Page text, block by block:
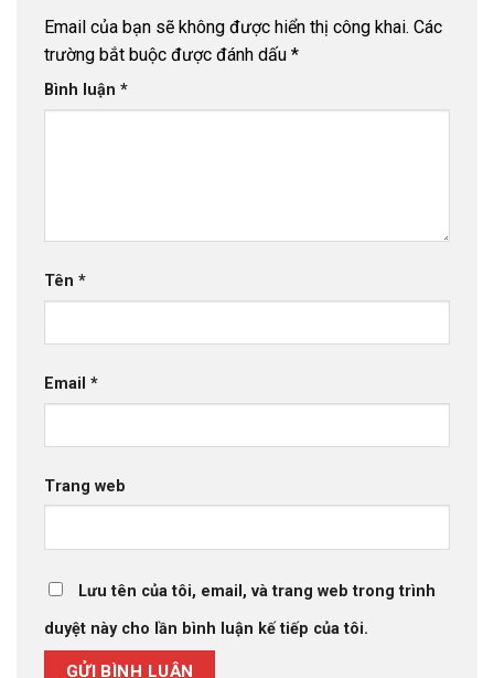
Email của bạn sẽ không được hiển thị công khai. Các
trường bắt buộc được đánh dấu *
Bình luận *
Tên *
Email *
Trang web
Lưu tên của tôi, email, và trang web trong trình
duyệt này cho lần bình luận kế tiếp của tôi.